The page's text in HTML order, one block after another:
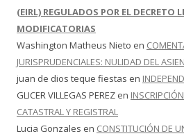
(EIRL) REGULADOS POR EL DECRETO
MODIFICATORIAS
Washington Matheus Nieto en
JURISPRUDENCIALES: NULIDAD DEL
juan de dios teque fiestas en
GLICER VILLEGAS PEREZ en
CATASTRAL Y REGISTRAL
Lucia Gonzales en CONSTITUCIÓN DE